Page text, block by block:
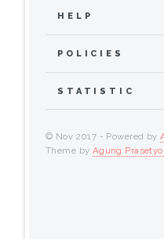
HELP
POLICIES
STATISTIC
© Nov 2017 - Powered by
Theme by Agung